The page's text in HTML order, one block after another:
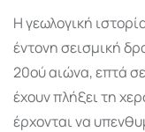
Η γεωλογική
έντονη σεισμική
20ού αιώνα, επτά
έχουν πλήξει τη
έρχονται να